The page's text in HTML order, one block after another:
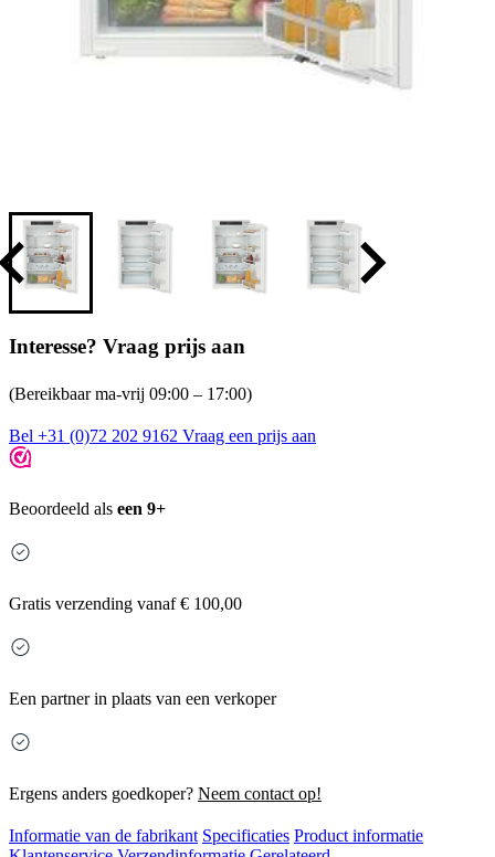
Interesse? Vraag prijs aan
(Bereikbaar ma-vrij 09:00 – 17:00)
Bel +31 (0)72 202 9162 Vraag een prijs aan
Beoordeeld als een 9+
Gratis verzending vanaf € 100,00
Een partner in plaats van een verkoper
Ergens anders goedkoper? Neem contact op!
Informatie van de fabrikant Specificaties Product informatie